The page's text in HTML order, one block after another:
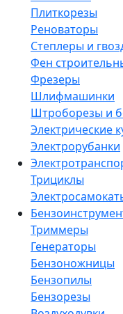
Плиткорезы
Реноваторы
Степлеры и
Фен
Фрезеры
Шлифмашинки
Штроборезы и
Электрические
Электрорубанки
Трициклы
Триммеры
Генераторы
Бензоножницы
Бензопилы
Бензорезы